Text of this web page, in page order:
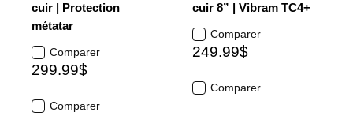
cuir | Protection
métatar
Comparer
299.99$
Comparer
cuir 8” | Vibram TC4+
Comparer
249.99$
Comparer